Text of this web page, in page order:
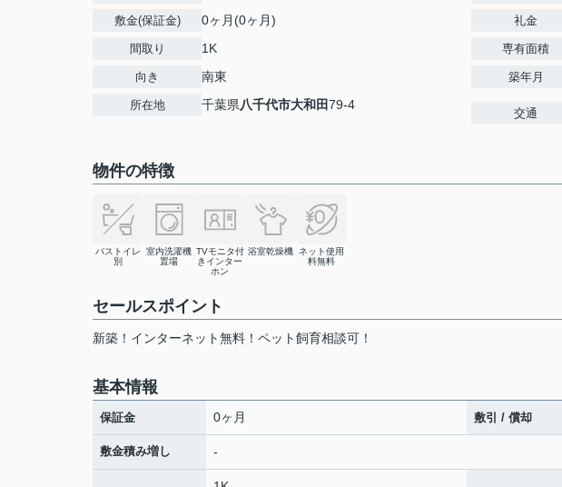
敷金(保証金) 0ヶ月(0ヶ月)
間取り 1K
向き 南東
所在地 千葉県八千代市大和田79-4
礼金
専有面積
築年月
交通
物件の特徴
バストイレ
別
室内洗濯機
置場
TVモニタ付
きインター
ホン
浴室乾燥機 ネット使用
料無料
セールスポイント
新築！インターネット無料！ペット飼育相談可！
基本情報
保証金 0ヶ月 敷引 / 償却
敷金積み増し -